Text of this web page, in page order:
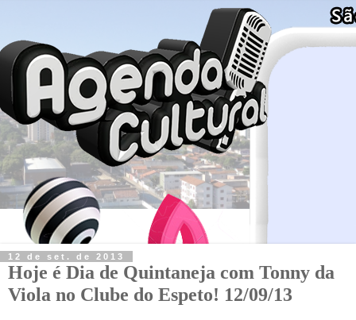
12 de set. de 2013
Hoje é Dia de Quintaneja com Tonny da
Viola no Clube do Espeto! 12/09/13